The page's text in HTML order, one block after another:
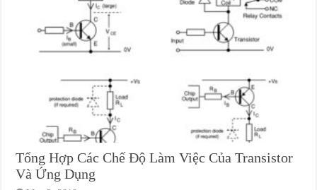
Tổng Hợp Các Chế Độ Làm Việc Của Transistor
Và Ứng Dụng